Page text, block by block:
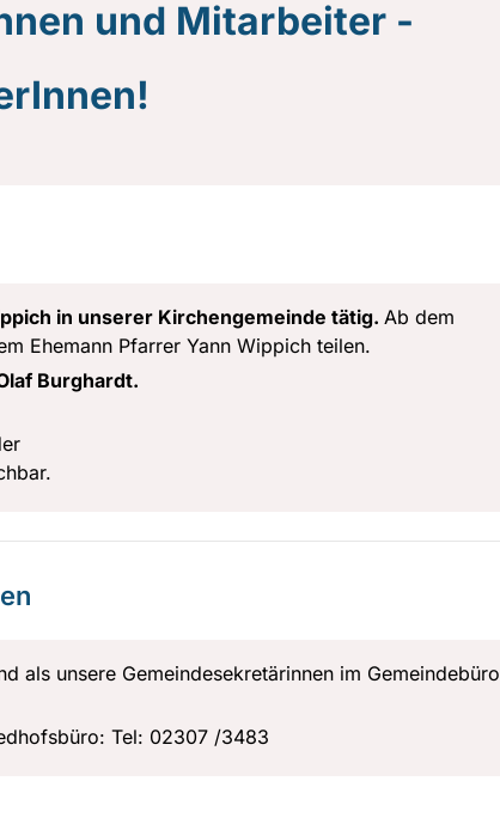
und Mitarbeiter -
in unserer Kirchengemeinde tätig. Ab dem
Ehemann Pfarrer Yann Wippich teilen.
Burghardt.
als unsere Gemeindesekretärinnen im Gemeindebüro
Tel: 02307 /3483